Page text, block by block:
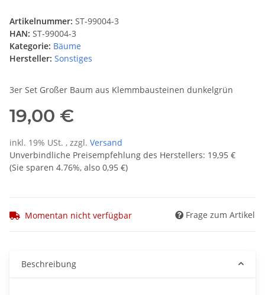
Artikelnummer: ST-99004-3
HAN: ST-99004-3
Kategorie: Bäume
Hersteller: Sonstiges
3er Set Großer Baum aus Klemmbausteinen dunkelgrün
19,00 €
inkl. 19% USt. , zzgl. Versand
Unverbindliche Preisempfehlung des Herstellers: 19,95 €
(Sie sparen 4.76%, also 0,95 €)
Momentan nicht verfügbar Frage zum Artikel
Beschreibung